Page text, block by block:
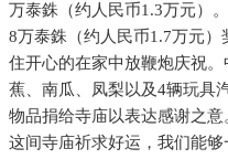
万泰銖（约人民币1.3万元）
8万泰銖（约人民币1.7万元
住开心的在家中放鞭炮庆祝
蕉、南瓜、凤梨以及4辆玩具
物品捐给寺庙以表达感谢之
这间寺庙祈求好运，我们能